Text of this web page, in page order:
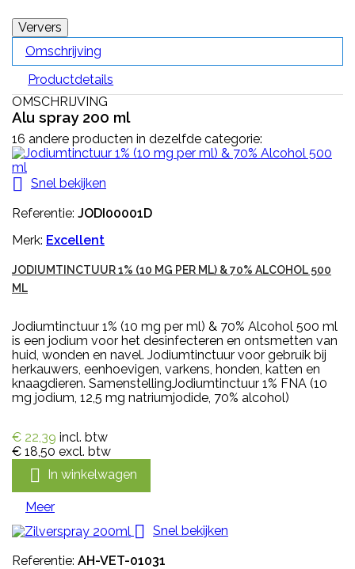
Omschrijving
Productdetails
OMSCHRIJVING
Alu spray 200 ml
16 andere producten in dezelfde categorie:
 Snel bekijken
Referentie: JODI00001D
Merk: Excellent
JODIUMTINCTUUR 1% (10 MG PER ML) & 70% ALCOHOL 500
ML
Jodiumtinctuur 1% (10 mg per ml) & 70% Alcohol 500 ml
is een jodium voor het desinfecteren en ontsmetten van
huid, wonden en navel. Jodiumtinctuur voor gebruik bij
herkauwers, eenhoevigen, varkens, honden, katten en
knaagdieren. SamenstellingJodiumtinctuur 1% FNA (10
mg jodium, 12,5 mg natriumjodide, 70% alcohol)
€ 22,39 incl. btw
€ 18,50 excl. btw
 In winkelwagen
Meer
 Snel bekijken
Referentie: AH-VET-01031